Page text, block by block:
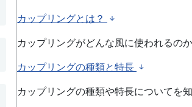
カップリングとは？
カップリングがどんな風に使われるの
カップリングの種類と特長
カップリングの種類や特長についてを